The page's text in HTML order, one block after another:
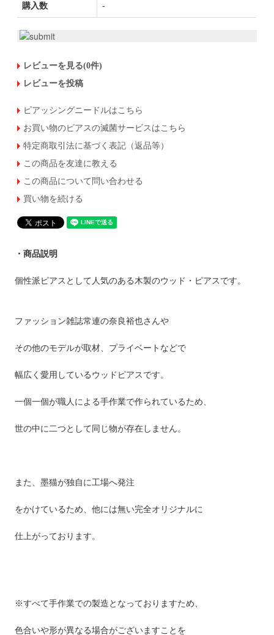
購入数 -
レビューを見る(0件)
レビューを投稿
ピアッシングニードルはこちら
お買い物のピアスの滅菌サービスはこちら
特定商取引法に基づく表記（返品等）
この商品を友達に教える
この商品について問い合わせる
買い物を続ける
・商品説明
個性派ピアスとして人気のある木製のウッド・ピアスです。
ファッション雑誌常連の奈良裕也さんや
その他のモデルが取材、プライベートなどで
幅広く愛用しているウッドピアスです。
一個一個が職人による手作業で作られているため、
世の中に二つとして同じ物が存在しません。
また、墨猫が独自に工場へ発注
をかけているため、他には無い完全オリジナルに
仕上がっております。
※すべて手作業での製造となっておりますため、
色合いや形が異なる場合がございますことを